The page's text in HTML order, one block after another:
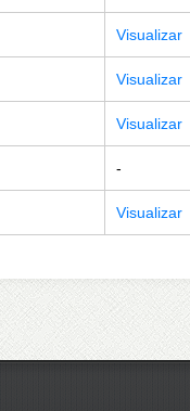
Visualizar
Visualizar
Visualizar
-
Visualizar